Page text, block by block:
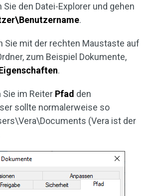
den Datei-Explorer und gehen
.
Sie mit der rechten Maustaste auf
zum Beispiel Dokumente,
.
im Reiter Pfad den
sollte normalerweise so
(Vera ist der